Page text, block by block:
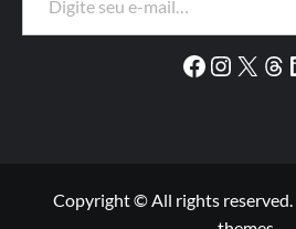
Facebook
X
Copyright © All rights reserved.